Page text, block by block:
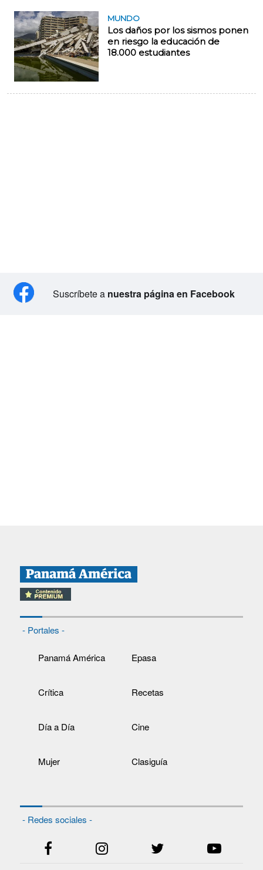
MUNDO
Los daños por los sismos ponen
en riesgo la educación de
18.000 estudiantes
Suscríbete a nuestra página en Facebook
- Portales -
Panamá América Epasa
Crítica Recetas
Día a Día Cine
Mujer Clasiguía
- Redes sociales -